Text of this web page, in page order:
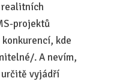
realitních
projektů
kde
. A nevím,
vyjádří